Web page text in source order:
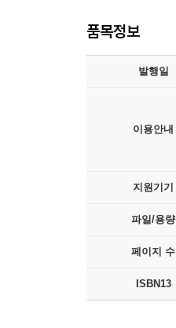
품목정보
발행일
이용안내
지원기기
파일/용량
페이지 수
ISBN13